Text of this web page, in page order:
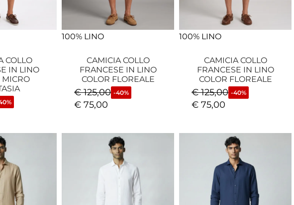
COLLO
IN LINO
MICRO
100% LINO
CAMICIA COLLO
FRANCESE IN LINO
COLOR FLOREALE
€125,00 -40%
€ 75,00
100% LINO
CAMICIA COLLO
FRANCESE IN LINO
COLOR FLOREALE
€125,00 -40%
€ 75,00